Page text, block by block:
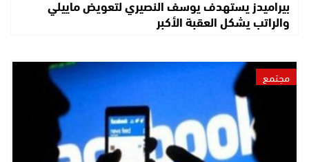
بيراميدز يستهدف يوسف النصيري لتعويض ماييلي
والراتب يشكل العقبة الأكبر
مجتمع